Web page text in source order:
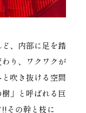
、内部に足を踏
り、ワクワクが
吹き抜ける空間
」と呼ばれる巨
その幹と枝に